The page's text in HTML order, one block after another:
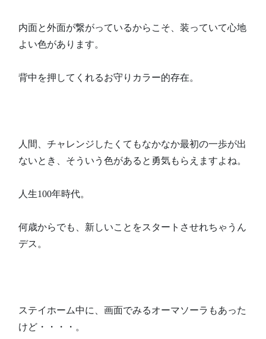
内面と外面が繋がっているからこそ、装っていて心地
よい色があります。
背中を押してくれるお守りカラー的存在。
人間、チャレンジしたくてもなかなか最初の一歩が出
ないとき、そういう色があると勇気もらえますよね。
人生100年時代。
何歳からでも、新しいことをスタートさせれちゃうん
デス。
ステイホーム中に、画面でみるオーマソーラもあった
けど・・・・。